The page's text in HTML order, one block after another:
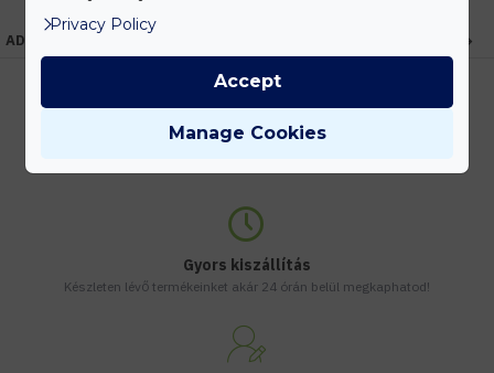
ADATOK
Kedvezmények
Gyors kiszállítás
Készleten lévő termékeinket akár 24 órán belül megkaphatod!
Privacy Policy
Manage Cookies
Accept